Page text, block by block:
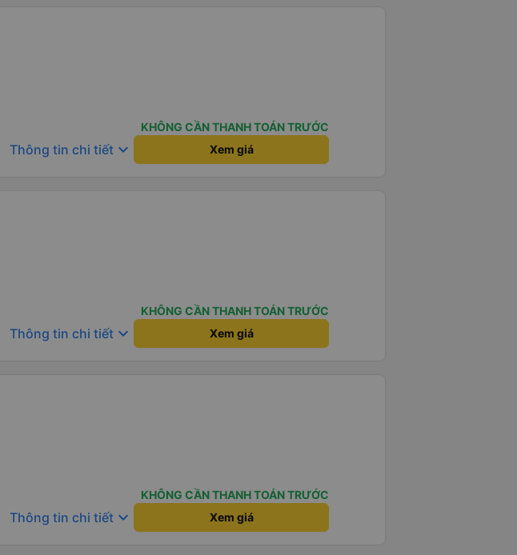
KHÔNG CẦN THANH TOÁN TRƯỚC
Thông tin chi tiết keyboard_arrow_down Xem giá
KHÔNG CẦN THANH TOÁN TRƯỚC
Thông tin chi tiết keyboard_arrow_down Xem giá
KHÔNG CẦN THANH TOÁN TRƯỚC
Thông tin chi tiết keyboard_arrow_down Xem giá